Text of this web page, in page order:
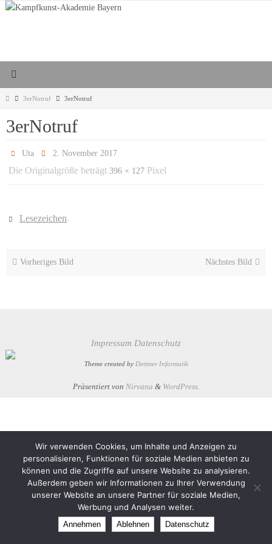
Zum
Start3erNotruf 3erNotruf
3erNotruf
Uta 2. November 2017
Die Originalgröße beträgt 396 × 127 Pixel
Lesezeichen.
Vorheriges Bild Nächstes Bild
Impressum Datenschutz
Theme created by Dettmer Informatik
Präsentiert von Nirvana & WordPress.
Wir verwenden Cookies, um Inhalte und Anzeigen zu
personalisieren, Funktionen für soziale Medien anbieten zu
können und die Zugriffe auf unsere Website zu analysieren.
Außerdem geben wir Informationen zu Ihrer Verwendung
unserer Website an unsere Partner für soziale Medien,
Werbung und Analysen weiter.
Annehmen Ablehnen Datenschutz